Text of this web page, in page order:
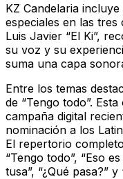
KZ Candelaria incluye
especiales en las
Luis Javier “El Ki”,
su voz y su
suma una capa
Entre los temas
de “Tengo todo”.
campaña digital
nominación a los
El repertorio
“Tengo todo”, “Eso
tusa”, “¿Qué pasa?” y